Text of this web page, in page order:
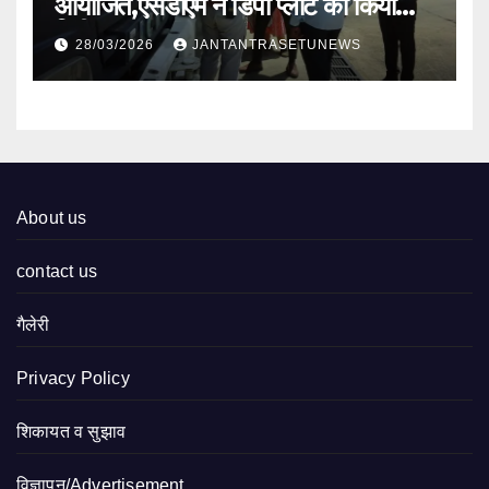
आयोजित,एसडीएम ने डिपो प्लांट का किया
निरीक्षण
28/03/2026 JANTANTRASETUNEWS
About us
contact us
गैलेरी
Privacy Policy
शिकायत व सुझाव
विज्ञापन/Advertisement